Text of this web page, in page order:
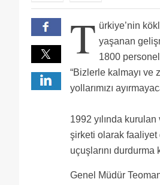
Sen çıktın mı
2020 iyi
bir sey
sinek kadar
Charter şirketi
Bizi tip
Onur air in 2
T ürkiye’nin
yaşanan
1800
“Bizlerle kalmayı ve
yollarımızı
1992 yılında
şirketi olarak faaliyet
uçuşlarını durdurma
Genel Müdür